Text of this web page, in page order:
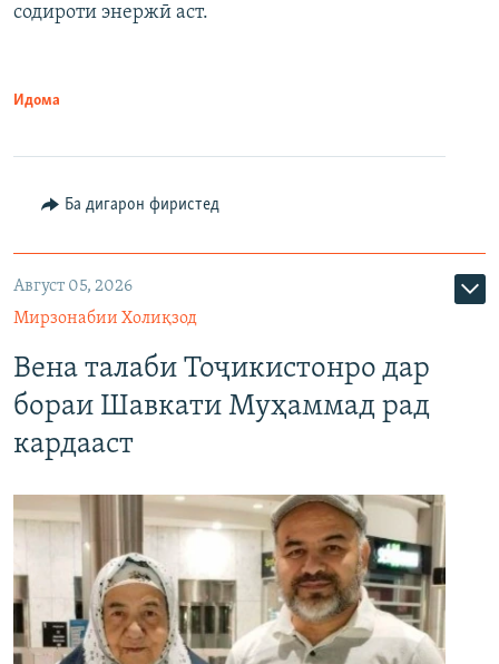
содироти энержӣ аст.
Идома
Ба дигарон фиристед
Август 05, 2026
Мирзонабии Холиқзод
Вена талаби Тоҷикистонро дар
бораи Шавкати Муҳаммад рад
кардааст